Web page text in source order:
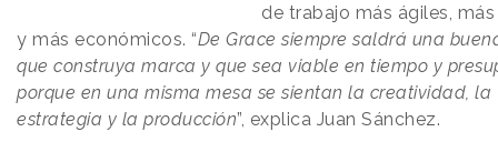
de trabajo más ágiles,
y más económicos. “De Grace siempre saldrá una
que construya marca y que sea viable en tiempo y
porque en una misma mesa se sientan la creatividad, la
estrategia y la producción”, explica Juan Sánchez.